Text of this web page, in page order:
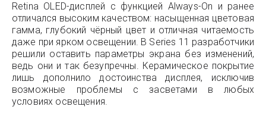
Retina OLED-дисплей с функцией Always-On и ранее
отличался высоким качеством: насыщенная цветовая
гамма, глубокий чёрный цвет и отличная читаемость
даже при ярком освещении. В Series 11 разработчики
решили оставить параметры экрана без изменений,
ведь они и так безупречны. Керамическое покрытие
лишь дополнило достоинства дисплея, исключив
возможные проблемы с засветами в любых
условиях освещения.